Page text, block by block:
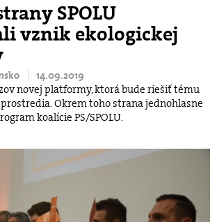
SPOLU
vznik ekologickej
14.09.2019
novej platformy, ktorá bude riešiť tému
Okrem toho strana jednohlasne
koalície PS/SPOLU.